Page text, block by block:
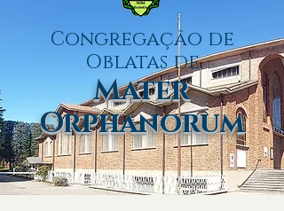
Congregação de
Oblatas de
Mater
Orphanorum